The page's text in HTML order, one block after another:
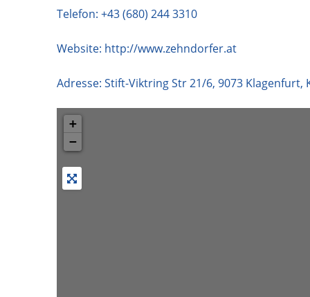
Telefon: +43 (680) 244 3310
Website: http://www.zehndorfer.at
Adresse: Stift-Viktring Str 21/6, 9073 Klagenfurt,
+
−